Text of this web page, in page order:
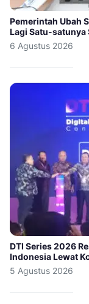
Pemerintah Ubah
Lagi Satu-satunya
6 Agustus 2026
DTI Series 2026
Indonesia Lewat
5 Agustus 2026